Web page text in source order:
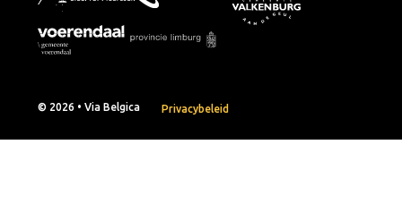
© 2026 • Via Belgica Privacybeleid